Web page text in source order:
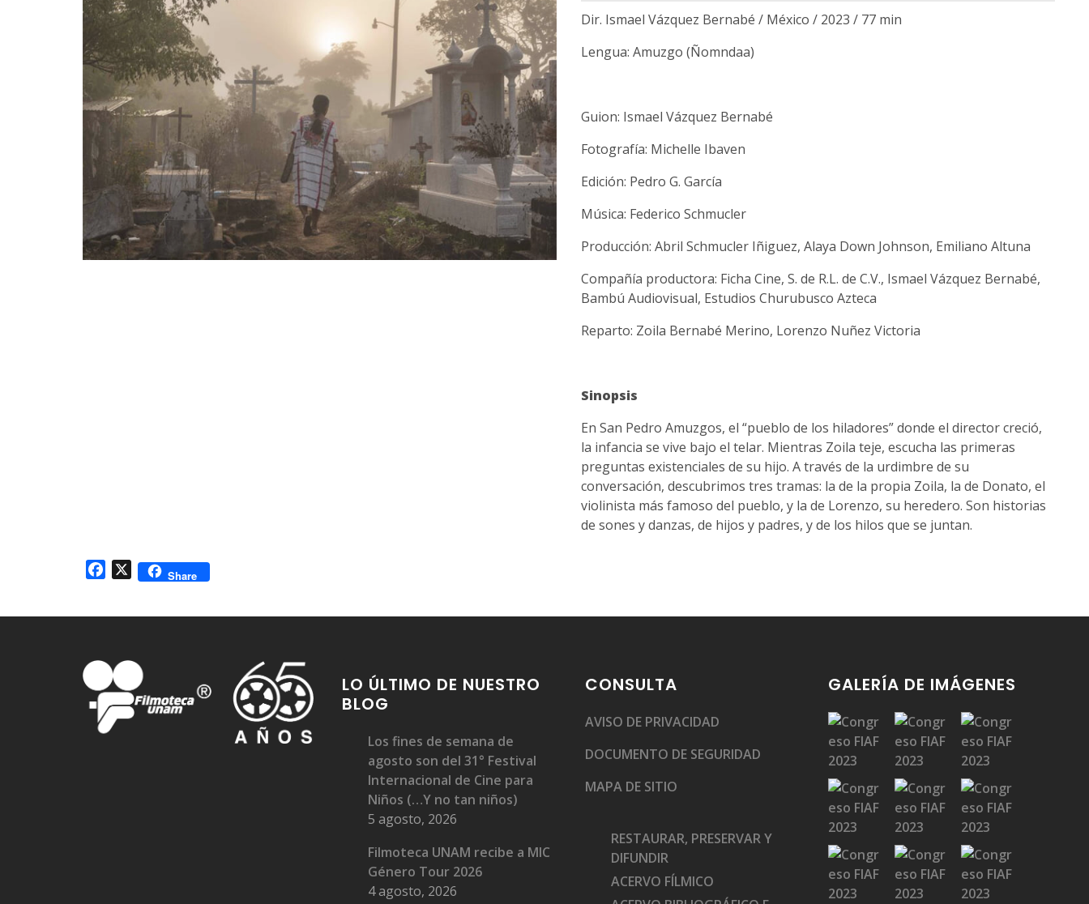
Dir. Ismael Vázquez Bernabé / México / 2023 / 77 min
Lengua: Amuzgo (Ñomndaa)
Guion: Ismael Vázquez Bernabé
Fotografía: Michelle Ibaven
Edición: Pedro G. García
Música: Federico Schmucler
Producción: Abril Schmucler Iñiguez, Alaya Down Johnson, Emiliano Altuna
Compañía productora: Ficha Cine, S. de R.L. de C.V., Ismael Vázquez Bernabé,
Bambú Audiovisual, Estudios Churubusco Azteca
Reparto: Zoila Bernabé Merino, Lorenzo Nuñez Victoria
Sinopsis
En San Pedro Amuzgos, el “pueblo de los hiladores” donde el director creció,
la infancia se vive bajo el telar. Mientras Zoila teje, escucha las primeras
preguntas existenciales de su hijo. A través de la urdimbre de su
conversación, descubrimos tres tramas: la de la propia Zoila, la de Donato, el
violinista más famoso del pueblo, y la de Lorenzo, su heredero. Son historias
de sones y danzas, de hijos y padres, y de los hilos que se juntan.
Facebook
X Share
LO ÚLTIMO DE NUESTRO
BLOG
Los fines de semana de
agosto son del 31° Festival
Internacional de Cine para
Niños (…Y no tan niños)
5 agosto, 2026
Filmoteca UNAM recibe a MIC
Género Tour 2026
4 agosto, 2026
CONSULTA
AVISO DE PRIVACIDAD
DOCUMENTO DE SEGURIDAD
MAPA DE SITIO
RESTAURAR, PRESERVAR Y
DIFUNDIR
ACERVO FÍLMICO
GALERÍA DE IMÁGENES